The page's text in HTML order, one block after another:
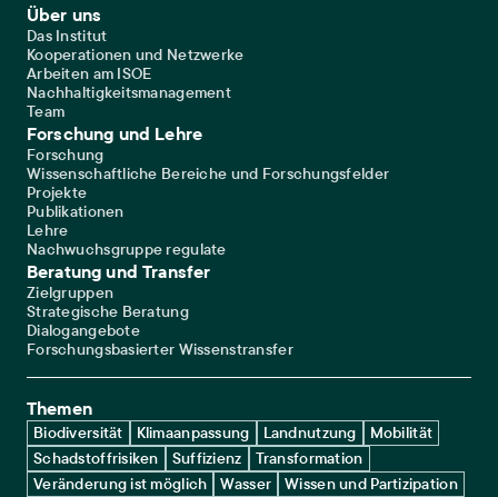
Footer Main Navigation
Über uns
Das Institut
Kooperationen und Netzwerke
Arbeiten am ISOE
Nachhaltigkeitsmanagement
Team
Forschung und Lehre
Forschung
Wissenschaftliche Bereiche und Forschungsfelder
Projekte
Publikationen
Lehre
Nachwuchsgruppe regulate
Beratung und Transfer
Zielgruppen
Strategische Beratung
Dialogangebote
Forschungsbasierter Wissenstransfer
Themen
Biodiversität Klimaanpassung Landnutzung
Mobilität
Schadstoffrisiken
Suffizienz
Transformation
Veränderung ist möglich
Wasser Wissen und Partizipation